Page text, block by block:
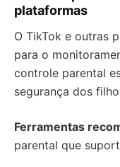
plataformas
O TikTok e outras
para o
controle parental
segurança dos
Ferramentas
parental que